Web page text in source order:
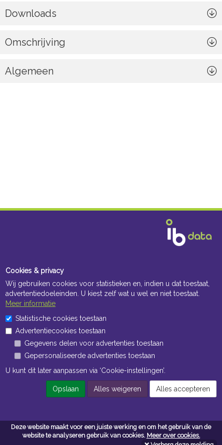
Deze website maakt voor een juiste werking en om het gebruik van de
website te analyseren gebruik van cookies. Meer over cookies.
Downloads
Omschrijving
Algemeen
Openingstijden Kantoor
ma t/m vr 8:30 uur tot 17:00 uur
Openingstijden Magazijn
ma t/m vr 7:00 uur tot 16:30 uur
Algemene voorwaarden
Cookies & privacy
Wij gebruiken cookies voor statistieken en, indien u dat toestaat,
advertentiedoeleinden. U kiest zelf wat u wel en niet toestaat.
Meer informatie
Statistische cookies toestaan
Advertentiecookies toestaan
Gegevens delen voor advertenties toestaan
Gepersonaliseerde advertenties toestaan
U kunt dit later aanpassen via ‘Cookie-instellingen’.
Opslaan Alles weigeren Alles accepteren